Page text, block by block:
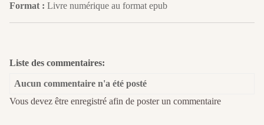
Format : Livre numérique au format epub
Liste des commentaires:
Aucun commentaire n'a été posté
Vous devez être enregistré afin de poster un commentaire